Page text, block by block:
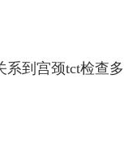
系到宫颈tct检查多